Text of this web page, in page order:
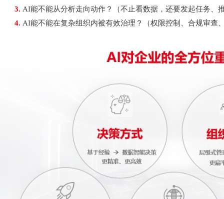
3. AI能不能从分析走向动作？（不止看数据，还要发起任务、
4. AI能不能在复杂组织内被有效治理？（权限控制、合规审查